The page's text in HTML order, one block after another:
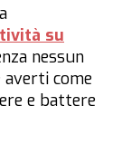
su
nessun
averti come
e battere